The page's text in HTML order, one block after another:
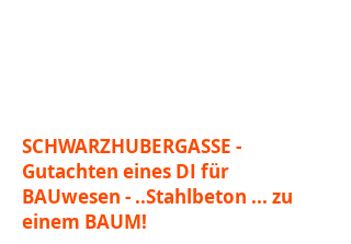
SCHWARZHUBERGASSE -
Gutachten eines DI für
BAUwesen - ..Stahlbeton ... zu
einem BAUM!